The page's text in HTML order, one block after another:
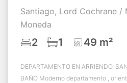
Santiago, Lord Cochrane /
Moneda
2 1 49 m²
DEPARTAMENTO EN ARRIENDO.
BAÑO Moderno departamento ,